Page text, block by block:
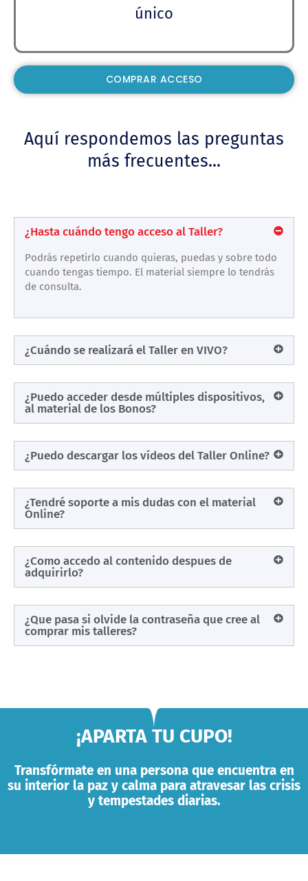
único
COMPRAR ACCESO
Aquí respondemos las preguntas
más frecuentes...
¿Hasta cuándo tengo acceso al Taller?
Podrás repetirlo cuando quieras, puedas y sobre todo
cuando tengas tiempo. El material siempre lo tendrás
de consulta.
¿Cuándo se realizará el Taller en VIVO?
¿Puedo acceder desde múltiples dispositivos,
al material de los Bonos?
¿Puedo descargar los vídeos del Taller Online?
¿Tendré soporte a mis dudas con el material
Online?
¿Como accedo al contenido despues de
adquirirlo?
¿Que pasa si olvide la contraseña que cree al
comprar mis talleres?
¡APARTA TU CUPO!
Transfórmate en una persona que encuentra en
su interior la paz y calma para atravesar las crisis
y tempestades diarias.